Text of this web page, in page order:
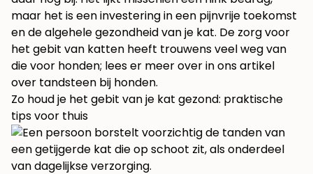
maar het is een investering in een pijnvrije toekomst
en de algehele gezondheid van je kat. De zorg voor
het gebit van katten heeft trouwens veel weg van
die voor honden; lees er meer over in ons artikel
over tandsteen bij honden.
Zo houd je het gebit van je kat gezond: praktische
tips voor thuis